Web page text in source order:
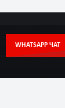
WHATSAPP ЧАТ